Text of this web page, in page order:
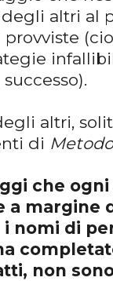
altri al
altri,
di
che
a margine
i nomi di
non